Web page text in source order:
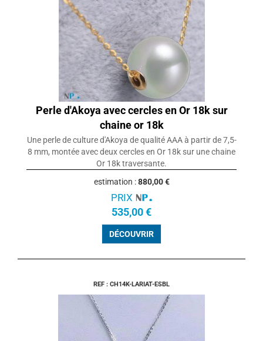
Perle d'Akoya avec cercles en Or 18k sur
chaine or 18k
Une perle de culture d'Akoya de qualité AAA à partir de 7,5-
8 mm, montée avec deux cercles en Or 18k sur une chaine
Or 18k traversante.
estimation :880,00 €
PRIX
535,00 €
DÉCOUVRIR
REF : CH14K-LARIAT-ESBL